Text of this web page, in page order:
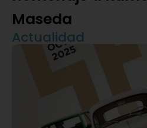
Maseda
Actualidad